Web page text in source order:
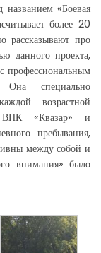
«Боевая
более 20
рассказывают про
данного проекта,
профессиональным
Она специально
возрастной
ВПК «Квазар» и
пребывания,
между собой и
внимания» было